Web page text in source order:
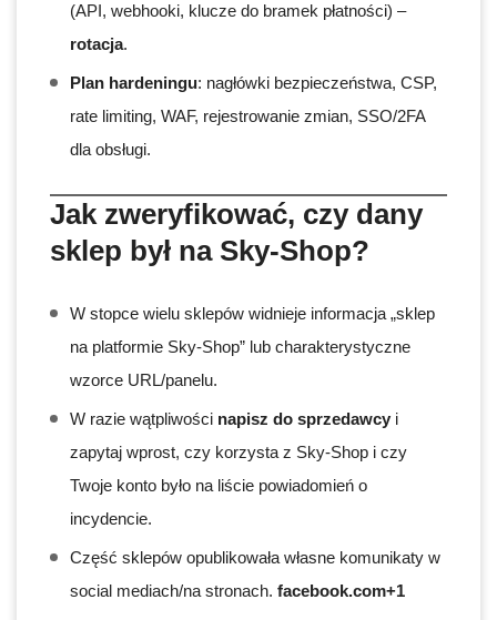
(API, webhooki, klucze do bramek płatności) –
rotacja.
Plan hardeningu: nagłówki bezpieczeństwa, CSP,
rate limiting, WAF, rejestrowanie zmian, SSO/2FA
dla obsługi.
Jak zweryfikować, czy dany
sklep był na Sky-Shop?
W stopce wielu sklepów widnieje informacja „sklep
na platformie Sky-Shop” lub charakterystyczne
wzorce URL/panelu.
W razie wątpliwości napisz do sprzedawcy i
zapytaj wprost, czy korzysta z Sky-Shop i czy
Twoje konto było na liście powiadomień o
incydencie.
Część sklepów opublikowała własne komunikaty w
social mediach/na stronach. facebook.com+1